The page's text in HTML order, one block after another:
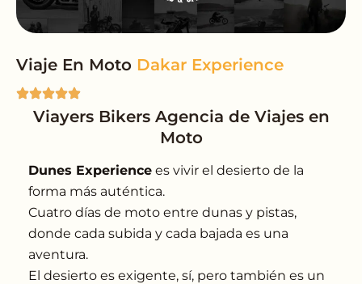
Viaje En Moto
Viayers Bikers Agencia de Viajes en
Moto
Dunes Experience es vivir el desierto de la
forma más auténtica.
Cuatro días de moto entre dunas y pistas,
donde cada subida y cada bajada es una
aventura.
El desierto es exigente, sí, pero también es un